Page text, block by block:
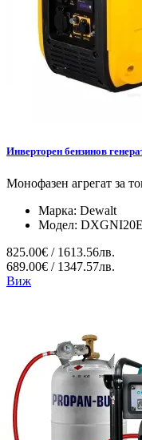
Инверторен бензинов
Монофазен агрегат за
Марка: Dewalt
Модел: DXGNI20E
825.00€ / 1613.56лв.
689.00€ / 1347.57лв.
Виж